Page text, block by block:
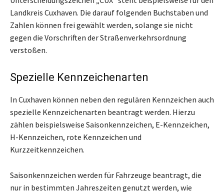
Landkreis Cuxhaven. Die darauf folgenden Buchstaben und
Zahlen können frei gewählt werden, solange sie nicht
gegen die Vorschriften der Straßenverkehrsordnung
verstoßen.
Spezielle Kennzeichenarten
In Cuxhaven können neben den regulären Kennzeichen auch
spezielle Kennzeichenarten beantragt werden. Hierzu
zählen beispielsweise Saisonkennzeichen, E-Kennzeichen,
H-Kennzeichen, rote Kennzeichen und
Kurzzeitkennzeichen.
Saisonkennzeichen werden für Fahrzeuge beantragt, die
nur in bestimmten Jahreszeiten genutzt werden, wie